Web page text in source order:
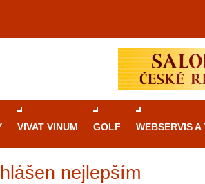
VIVAT VINUM GOLF WEBSERVIS
nejlepším
kasinovými hrami v Brně: Od